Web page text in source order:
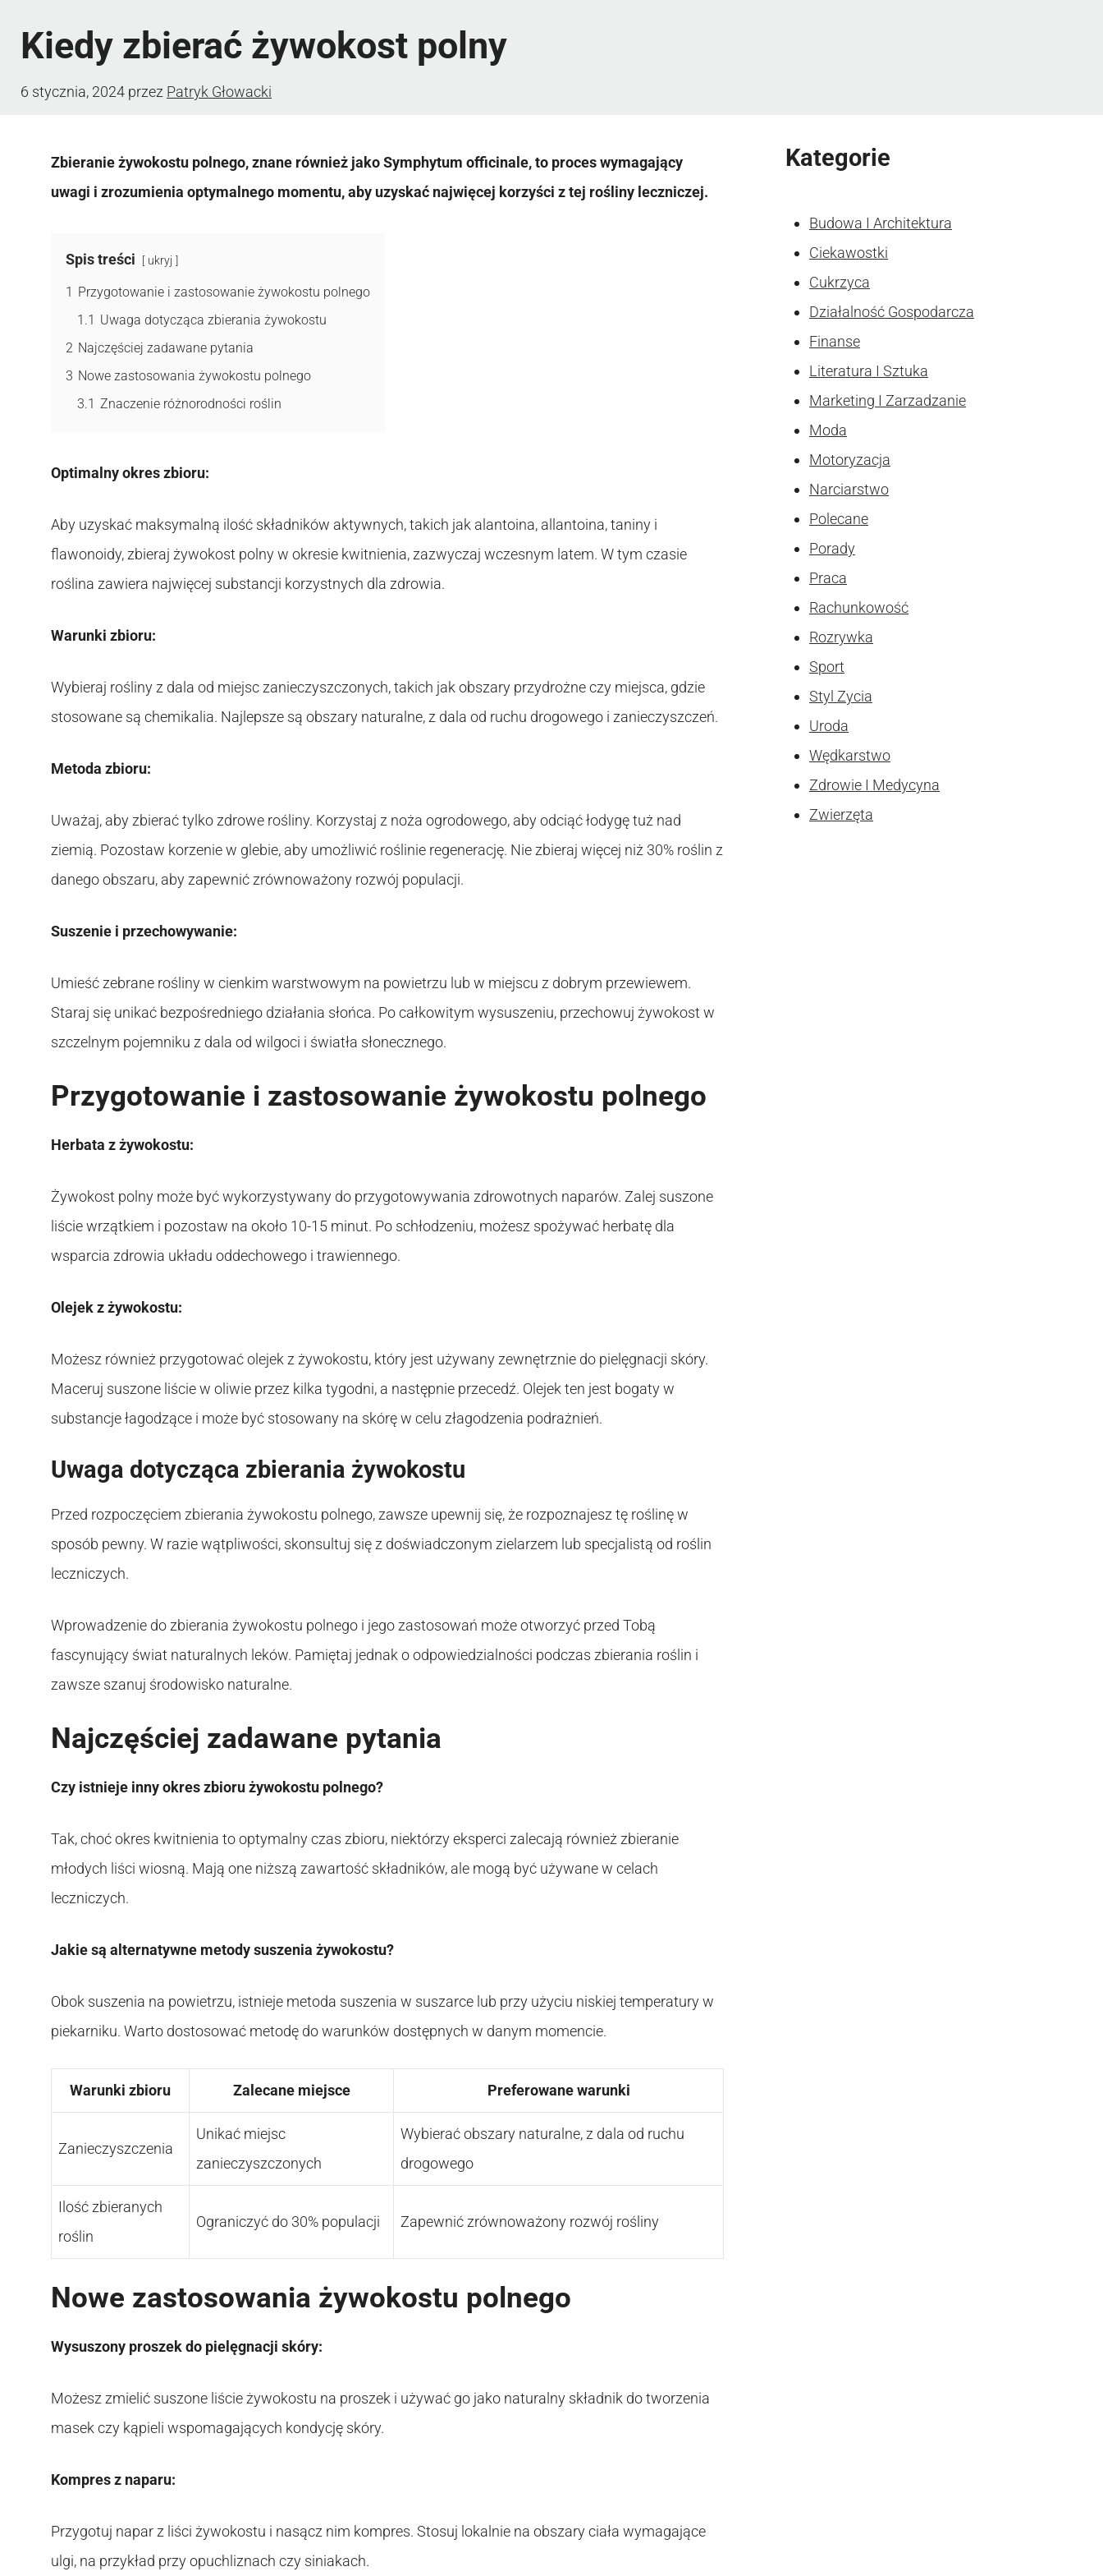
Kiedy zbierać żywokost polny
6 stycznia, 2024 przez Patryk Głowacki
Zbieranie żywokostu polnego, znane również jako Symphytum officinale, to proces wymagający
uwagi i zrozumienia optymalnego momentu, aby uzyskać najwięcej korzyści z tej rośliny leczniczej.
Spis treści ukryj
1 Przygotowanie i zastosowanie żywokostu polnego
1.1 Uwaga dotycząca zbierania żywokostu
2 Najczęściej zadawane pytania
3 Nowe zastosowania żywokostu polnego
3.1 Znaczenie różnorodności roślin
Optimalny okres zbioru:
Aby uzyskać maksymalną ilość składników aktywnych, takich jak alantoina, allantoina, taniny i
flawonoidy, zbieraj żywokost polny w okresie kwitnienia, zazwyczaj wczesnym latem. W tym czasie
roślina zawiera najwięcej substancji korzystnych dla zdrowia.
Warunki zbioru:
Wybieraj rośliny z dala od miejsc zanieczyszczonych, takich jak obszary przydrożne czy miejsca, gdzie
stosowane są chemikalia. Najlepsze są obszary naturalne, z dala od ruchu drogowego i zanieczyszczeń.
Metoda zbioru:
Uważaj, aby zbierać tylko zdrowe rośliny. Korzystaj z noża ogrodowego, aby odciąć łodygę tuż nad
ziemią. Pozostaw korzenie w glebie, aby umożliwić roślinie regenerację. Nie zbieraj więcej niż 30% roślin z
danego obszaru, aby zapewnić zrównoważony rozwój populacji.
Suszenie i przechowywanie:
Umieść zebrane rośliny w cienkim warstwowym na powietrzu lub w miejscu z dobrym przewiewem.
Staraj się unikać bezpośredniego działania słońca. Po całkowitym wysuszeniu, przechowuj żywokost w
szczelnym pojemniku z dala od wilgoci i światła słonecznego.
Przygotowanie i zastosowanie żywokostu polnego
Herbata z żywokostu:
Żywokost polny może być wykorzystywany do przygotowywania zdrowotnych naparów. Zalej suszone
liście wrzątkiem i pozostaw na około 10-15 minut. Po schłodzeniu, możesz spożywać herbatę dla
wsparcia zdrowia układu oddechowego i trawiennego.
Olejek z żywokostu:
Możesz również przygotować olejek z żywokostu, który jest używany zewnętrznie do pielęgnacji skóry.
Maceruj suszone liście w oliwie przez kilka tygodni, a następnie przecedź. Olejek ten jest bogaty w
substancje łagodzące i może być stosowany na skórę w celu złagodzenia podrażnień.
Uwaga dotycząca zbierania żywokostu
Przed rozpoczęciem zbierania żywokostu polnego, zawsze upewnij się, że rozpoznajesz tę roślinę w
sposób pewny. W razie wątpliwości, skonsultuj się z doświadczonym zielarzem lub specjalistą od roślin
leczniczych.
Wprowadzenie do zbierania żywokostu polnego i jego zastosowań może otworzyć przed Tobą
fascynujący świat naturalnych leków. Pamiętaj jednak o odpowiedzialności podczas zbierania roślin i
zawsze szanuj środowisko naturalne.
Najczęściej zadawane pytania
Czy istnieje inny okres zbioru żywokostu polnego?
Tak, choć okres kwitnienia to optymalny czas zbioru, niektórzy eksperci zalecają również zbieranie
młodych liści wiosną. Mają one niższą zawartość składników, ale mogą być używane w celach
leczniczych.
Jakie są alternatywne metody suszenia żywokostu?
Obok suszenia na powietrzu, istnieje metoda suszenia w suszarce lub przy użyciu niskiej temperatury w
piekarniku. Warto dostosować metodę do warunków dostępnych w danym momencie.
Warunki zbioru Zalecane miejsce Preferowane warunki
Zanieczyszczenia
Unikać miejsc
zanieczyszczonych
Wybierać obszary naturalne, z dala od ruchu
drogowego
Ilość zbieranych
roślin
Ograniczyć do 30% populacji Zapewnić zrównoważony rozwój rośliny
Nowe zastosowania żywokostu polnego
Wysuszony proszek do pielęgnacji skóry:
Możesz zmielić suszone liście żywokostu na proszek i używać go jako naturalny składnik do tworzenia
masek czy kąpieli wspomagających kondycję skóry.
Kompres z naparu:
Przygotuj napar z liści żywokostu i nasącz nim kompres. Stosuj lokalnie na obszary ciała wymagające
ulgi, na przykład przy opuchliznach czy siniakach.
Kategorie
Budowa I Architektura
Ciekawostki
Cukrzyca
Działalność Gospodarcza
Finanse
Literatura I Sztuka
Marketing I Zarzadzanie
Moda
Motoryzacja
Narciarstwo
Polecane
Porady
Praca
Rachunkowość
Rozrywka
Sport
Styl Zycia
Uroda
Wędkarstwo
Zdrowie I Medycyna
Zwierzęta